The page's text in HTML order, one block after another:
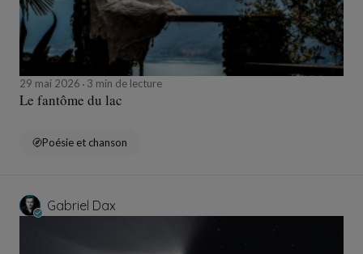
29 mai 2026 3 min de lecture
Le fantôme du lac
Poésie et chanson
Gabriel Dax